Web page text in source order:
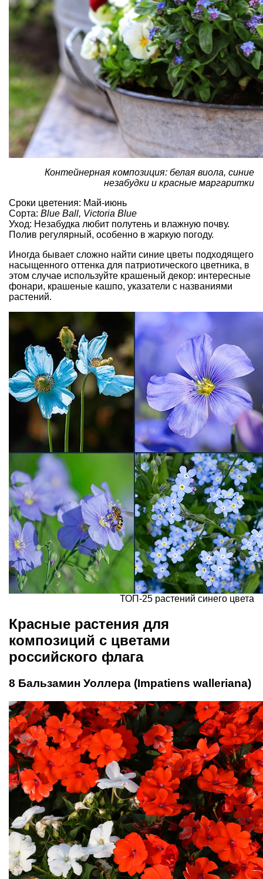
Контейнерная композиция: белая виола, синие
незабудки и красные маргаритки
Сроки цветения: Май-июнь
Сорта: Blue Ball, Victoria Blue
Уход: Незабудка любит полутень и влажную почву.
Полив регулярный, особенно в жаркую погоду.
Иногда бывает сложно найти синие цветы подходящего
насыщенного оттенка для патриотического цветника, в
этом случае используйте крашеный декор: интересные
фонари, крашеные кашпо, указатели с названиями
растений.
ТОП-25 растений синего цвета
Красные растения для
композиций с цветами
российского флага
8 Бальзамин Уоллера (Impatiens walleriana)